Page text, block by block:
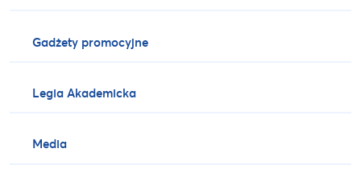
Gadżety promocyjne
Legia Akademicka
Media